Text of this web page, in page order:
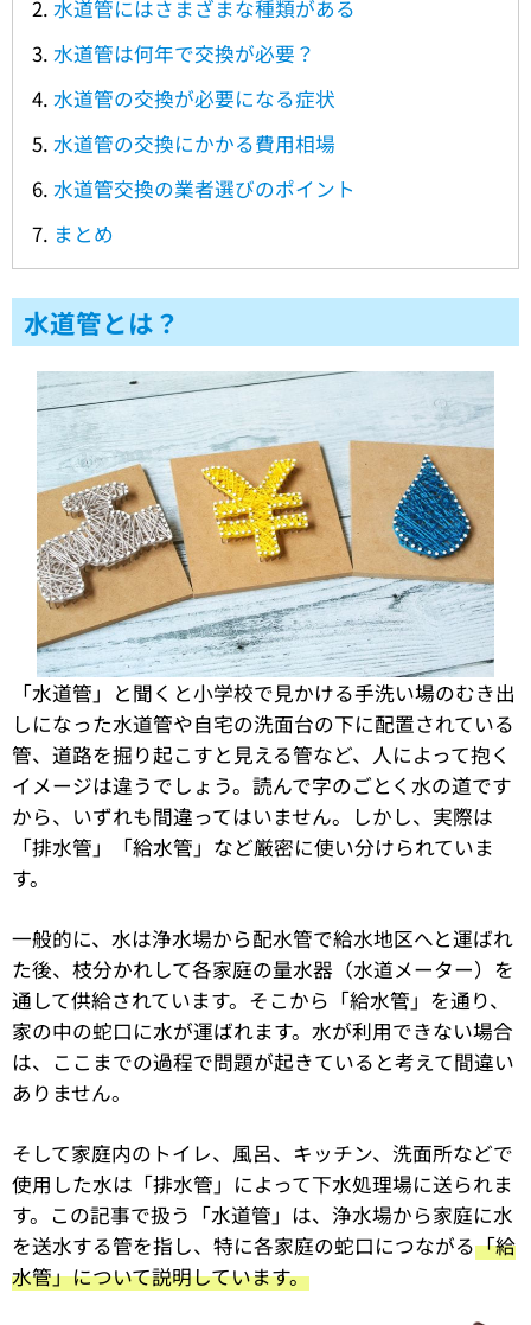
水道管にはさまざまな種類がある
水道管は何年で交換が必要？
水道管の交換が必要になる症状
水道管の交換にかかる費用相場
水道管交換の業者選びのポイント
まとめ
水道管とは？
「水道管」と聞くと小学校で見かける手洗い場のむき出
しになった水道管や自宅の洗面台の下に配置されている
管、道路を掘り起こすと見える管など、人によって抱く
イメージは違うでしょう。読んで字のごとく水の道です
から、いずれも間違ってはいません。しかし、実際は
「排水管」「給水管」など厳密に使い分けられていま
す。
一般的に、水は浄水場から配水管で給水地区へと運ばれ
た後、枝分かれして各家庭の量水器（水道メーター）を
通して供給されています。そこから「給水管」を通り、
家の中の蛇口に水が運ばれます。水が利用できない場合
は、ここまでの過程で問題が起きていると考えて間違い
ありません。
そして家庭内のトイレ、風呂、キッチン、洗面所などで
使用した水は「排水管」によって下水処理場に送られま
す。この記事で扱う「水道管」は、浄水場から家庭に水
を送水する管を指し、特に各家庭の蛇口につながる「給
水管」について説明しています。